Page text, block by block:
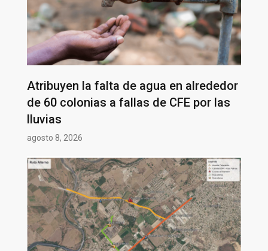
Atribuyen la falta de agua en alrededor
de 60 colonias a fallas de CFE por las
lluvias
agosto 8, 2026